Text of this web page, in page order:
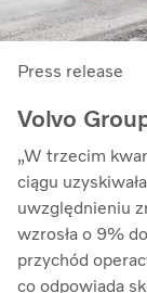
Press release
Volvo
„W trzecim
ciągu
uwzględnieniu
wzrosła o 9%
przychód
co odpowiada